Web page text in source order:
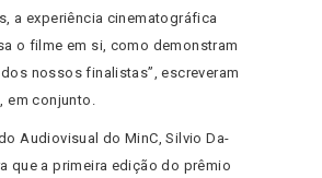
a experiência cinematográfica
o filme em si, como demonstram
nossos finalistas”, escreveram
em conjunto.
Audiovisual do MinC, Silvio Da-
que a primeira edição do prêmio